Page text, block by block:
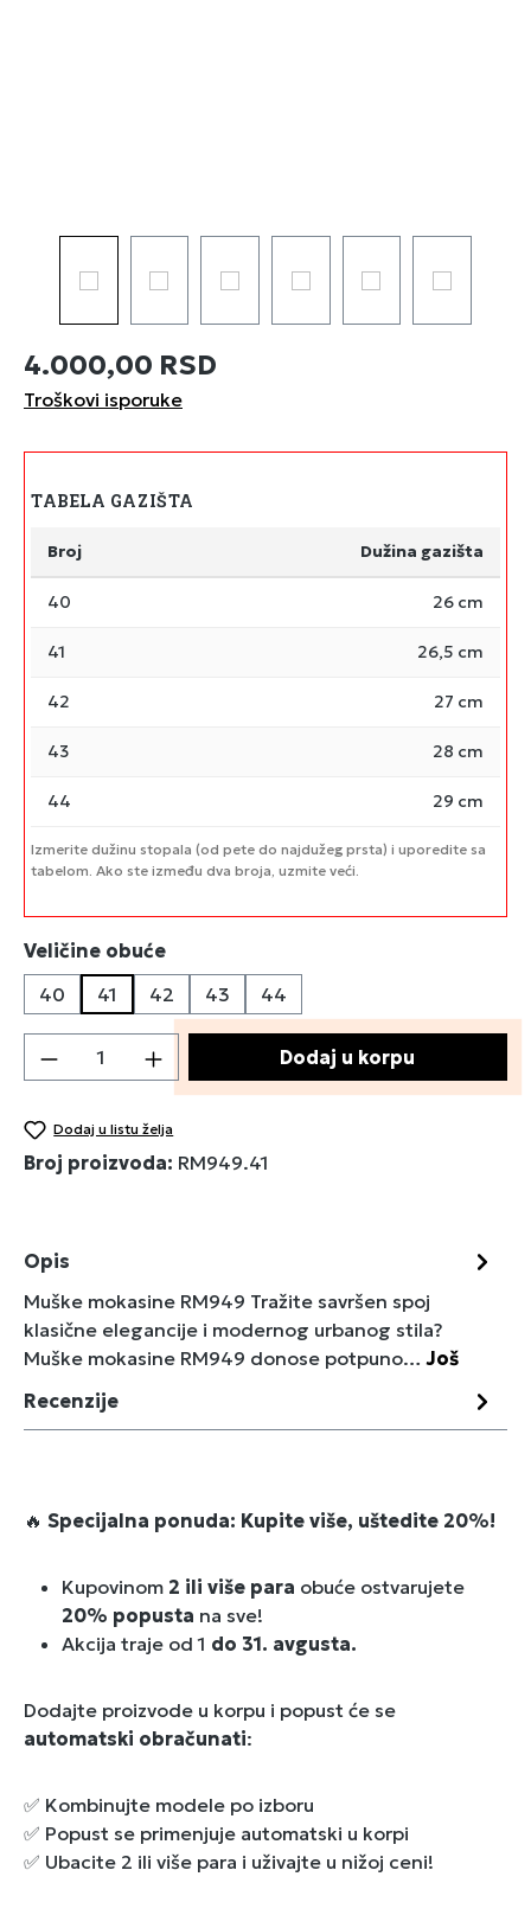
4.000,00 RSD
Troškovi isporuke
TABELA GAZIŠTA
Broj Dužina gazišta
40 26 cm
41 26,5 cm
42 27 cm
43 28 cm
44 29 cm
Izmerite dužinu stopala (od pete do najdužeg prsta) i uporedite sa
tabelom. Ako ste između dva broja, uzmite veći.
Izaberi
Veličine obuće
40
41 42 43 44
Količina proizvoda: Unesite željenu
Dodaj u korpu
Dodaj u listu želja
Broj proizvoda: RM949.41
Opis
Muške mokasine RM949 Tražite savršen spoj
klasične elegancije i modernog urbanog stila?
Muške mokasine RM949 donose potpuno…Još
Recenzije
🔥 Specijalna ponuda: Kupite više, uštedite 20%!
Kupovinom 2 ili više para obuće ostvarujete
20% popusta na sve!
Akcija traje od 1 do 31. avgusta.
Dodajte proizvode u korpu i popust će se
automatski obračunati:
✅ Kombinujte modele po izboru
✅ Popust se primenjuje automatski u korpi
✅ Ubacite 2 ili više para i uživajte u nižoj ceni!